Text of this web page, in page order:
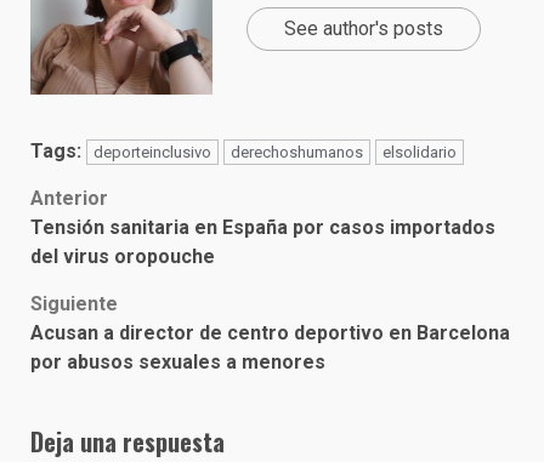
See author's posts
Tags: deporteinclusivo derechoshumanos elsolidario
Post
navigation
Anterior
Tensión sanitaria en España por casos importados
del virus oropouche
Siguiente
Acusan a director de centro deportivo en Barcelona
por abusos sexuales a menores
Deja una respuesta